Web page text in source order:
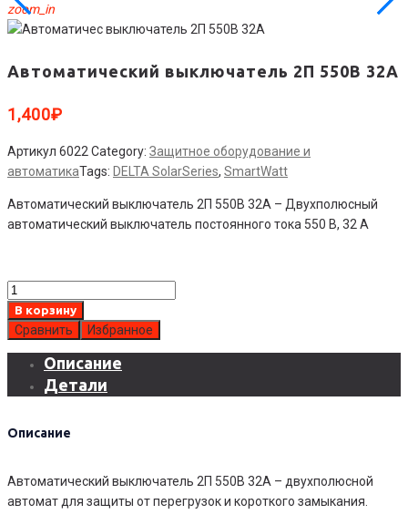
zoom_in
Автоматический выключатель 2П 550В 32А
1,400₽
Артикул 6022 Category: Защитное оборудование и
автоматикаTags: DELTA SolarSeries, SmartWatt
Автоматический выключатель 2П 550В 32А – Двухполюсный
автоматический выключатель постоянного тока 550 В, 32 А
Количество
товара
Автоматический
550В
В корзину
Сравнить Избранное
Описание
Детали
Описание
Автоматический выключатель 2П 550В 32А – двухполюсной
автомат для защиты от перегрузок и короткого замыкания.